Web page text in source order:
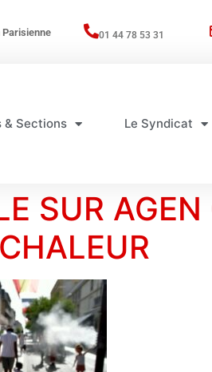
Parisienne 01 44 78 53 31
& Sections Le Syndicat
SUR